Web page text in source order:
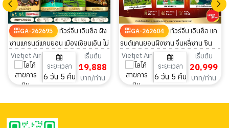
GA-262695
ทัวร์จีน เอินซือ ผิง
ซานแกรนด์แคนยอน เมืองเซียนเอิน ไม่
ลงร้าน 6 วัน 5 คืน
Vietjet Air
ระยะเวลา
6 วัน 5 คืน
เริ่มต้น
19,888
บาท/ท่าน
GA-262604
ทัวร์จีน เอินซือ แก
รนด์แคนยอนผิงซาน จิ่นหลี่ซาน ซิน
เจียงแกรนด์ 6วัน 5คืน
Vietjet Air
ระยะเวลา
6 วัน 5 คืน
เริ่มต้น
20,999
บาท/ท่าน